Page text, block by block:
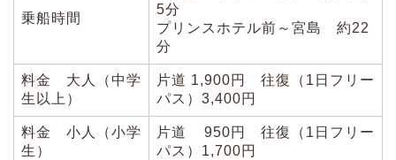
乗船時間
5分
プリンスホテル前～宮島 約22
分
料金 大人（中学
生以上）
片道 1,900円 往復（1日フリー
パス）3,400円
料金 小人（小学
生）
片道 950円 往復（1日フリー
パス）1,700円